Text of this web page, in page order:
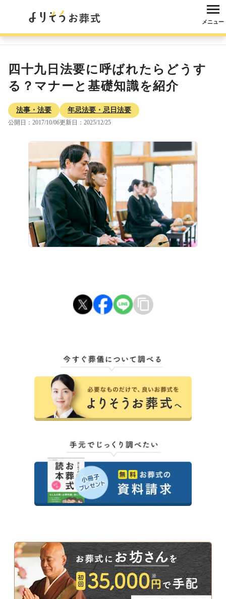
メニュー
よりそうお葬式 コラム 法事・法要 年忌法要・忌日法要 四十九日
四十九日法要に呼ばれたらどうす
る？マナーと基礎知識を紹介
法事・法要 年忌法要・忌日法要
公開日：2017/10/06更新日：2025/12/25